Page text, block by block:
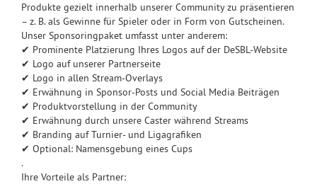
Produkte gezielt innerhalb unserer Community zu präsentieren
– z. B. als Gewinne für Spieler oder in Form von Gutscheinen.
Unser Sponsoringpaket umfasst unter anderem:
✔ Prominente Platzierung Ihres Logos auf der DeSBL-Website
✔ Logo auf unserer Partnerseite
✔ Logo in allen Stream-Overlays
✔ Erwähnung in Sponsor-Posts und Social Media Beiträgen
✔ Produktvorstellung in der Community
✔ Erwähnung durch unsere Caster während Streams
✔ Branding auf Turnier- und Ligagrafiken
✔ Optional: Namensgebung eines Cups
.
Ihre Vorteile als Partner: